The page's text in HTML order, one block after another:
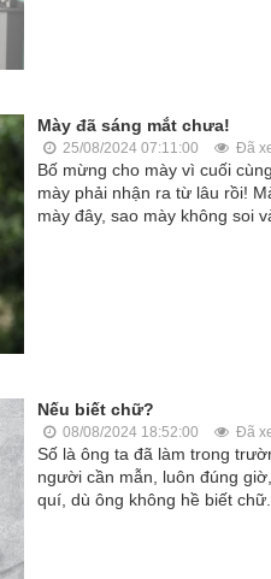
Mày đã sáng mắt chưa!
25/08/2024 07:11:00 Đã
Bố mừng cho mày vì cuối
mày phải nhận ra từ lâu rồi!
mày đây, sao mày không soi
Nếu biết chữ?
08/08/2024 18:52:00 Đã
Số là ông ta đã làm trong
người cần mẫn, luôn đúng
quí, dù ông không hề biết chữ.